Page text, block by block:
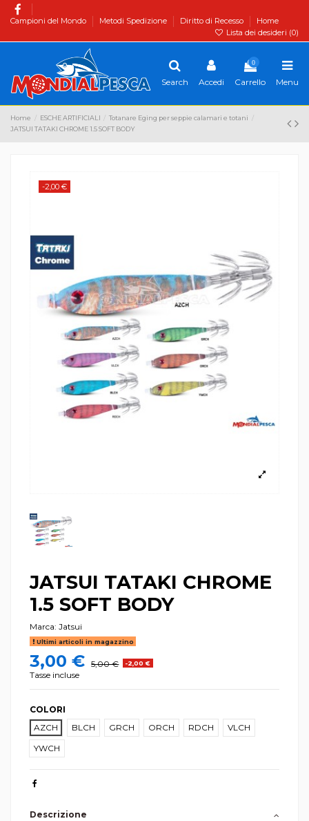
Campioni del Mondo Metodi Spedizione Diritto di Recesso
Home
Lista dei desideri (0)
Search Accedi
0
Carrello Menu
Home ESCHE ARTIFICIALI
Totanare Eging per seppie calamari e totani
JATSUI TATAKI CHROME 1.5 SOFT BODY
-2,00 €
JATSUI TATAKI CHROME
1.5 SOFT BODY
Marca: Jatsui
Ultimi articoli in magazzino
3,00 € 5,00 € -2,00 €
Tasse incluse
COLORI
AZCH
BLCH GRCH ORCH RDCH
VLCH
YWCH
Descrizione